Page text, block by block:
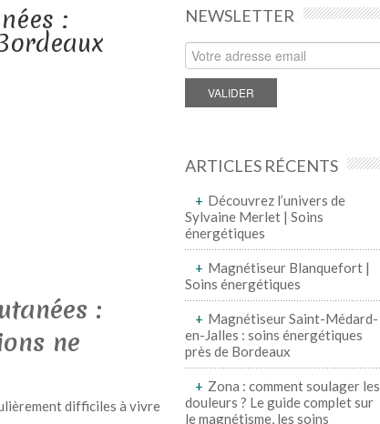
:
:
ne
difficiles à vivre
NEWSLETTER
ARTICLES RÉCENTS
Découvrez l’univers de
Sylvaine Merlet | Soins
énergétiques
Magnétiseur Blanquefort |
Soins énergétiques
Magnétiseur Saint-Médard-
en-Jalles : soins énergétiques
près de Bordeaux
Zona : comment soulager les
douleurs ? Le guide complet sur
le magnétisme, les soins